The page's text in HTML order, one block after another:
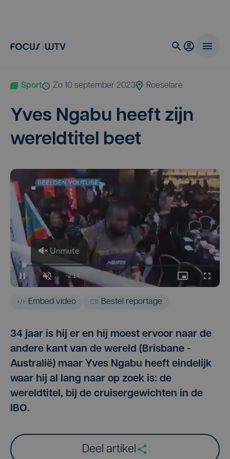
Sport zo 10 september 2023 Roeselare
Yves Nga­bu heeft zijn
wereld­ti­tel beet
Embed video Bestel reportage
34 jaar is hij er en hij moest ervoor naar de
andere kant van de wereld (Brisbane -
Australië) maar Yves Ngabu heeft eindelijk
waar hij al lang naar op zoek is: de
wereldtitel, bij de cruisergewichten in de
IBO.
Deel artikel